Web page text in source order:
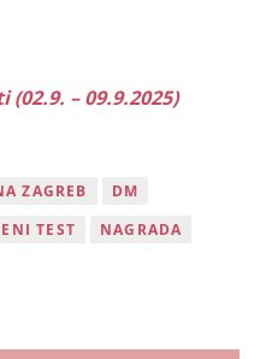
– 09.9.2025)
ZAGREB
DM
TEST
NAGRADA